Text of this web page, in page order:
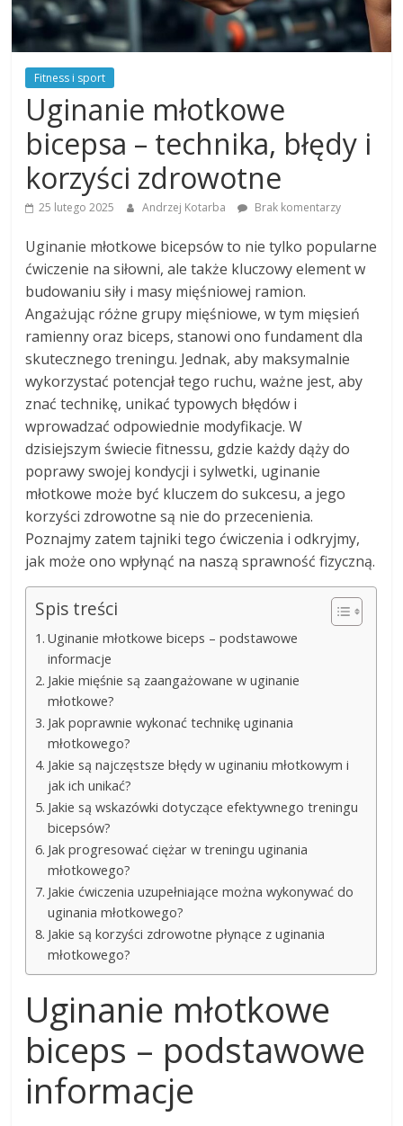
Fitness i sport
Uginanie młotkowe
bicepsa – technika, błędy i
korzyści zdrowotne
25 lutego 2025 Andrzej Kotarba Brak komentarzy
Uginanie młotkowe bicepsów to nie tylko popularne
ćwiczenie na siłowni, ale także kluczowy element w
budowaniu siły i masy mięśniowej ramion.
Angażując różne grupy mięśniowe, w tym mięsień
ramienny oraz biceps, stanowi ono fundament dla
skutecznego treningu. Jednak, aby maksymalnie
wykorzystać potencjał tego ruchu, ważne jest, aby
znać technikę, unikać typowych błędów i
wprowadzać odpowiednie modyfikacje. W
dzisiejszym świecie fitnessu, gdzie każdy dąży do
poprawy swojej kondycji i sylwetki, uginanie
młotkowe może być kluczem do sukcesu, a jego
korzyści zdrowotne są nie do przecenienia.
Poznajmy zatem tajniki tego ćwiczenia i odkryjmy,
jak może ono wpłynąć na naszą sprawność fizyczną.
Spis treści
Uginanie młotkowe biceps – podstawowe
informacje
Jakie mięśnie są zaangażowane w uginanie
młotkowe?
Jak poprawnie wykonać technikę uginania
młotkowego?
Jakie są najczęstsze błędy w uginaniu młotkowym i
jak ich unikać?
Jakie są wskazówki dotyczące efektywnego treningu
bicepsów?
Jak progresować ciężar w treningu uginania
młotkowego?
Jakie ćwiczenia uzupełniające można wykonywać do
uginania młotkowego?
Jakie są korzyści zdrowotne płynące z uginania
młotkowego?
Uginanie młotkowe
biceps – podstawowe
informacje